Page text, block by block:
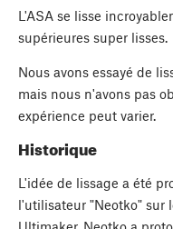
L'ASA se lisse
supérieures super lisses.
Nous avons essayé de
mais nous n'avons pas
expérience peut varier.
Historique
L'idée de lissage a été
l'utilisateur "Neotko" sur